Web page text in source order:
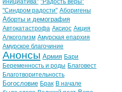
инициатива" "Радость веры"
"Синдром радости" Аборигены
Аборты и демография
Автокатастрофа Аксиос Акция
Алкоголизм Амурская епархия
Амурское благочиние
Анонсы Армия Бари
Беременность и роды Благовест
Благотворительность
Богословие Брак В начале